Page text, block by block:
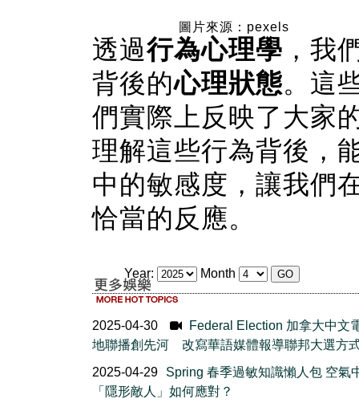
圖片來源：pexels
透過行為心理學 ，我
背後的心理狀態。這
們實際上反映了大家
理解這些行為背後，
中的敏感度，讓我們
恰當的反應。
Year: Month
2025-04-30
Federal Election 加拿大中文
地聯播創先河 改寫華語媒體報導聯邦大選方
2025-04-29
Spring 春季過敏知識懶人包 空氣
「隱形敵人」如何應對？